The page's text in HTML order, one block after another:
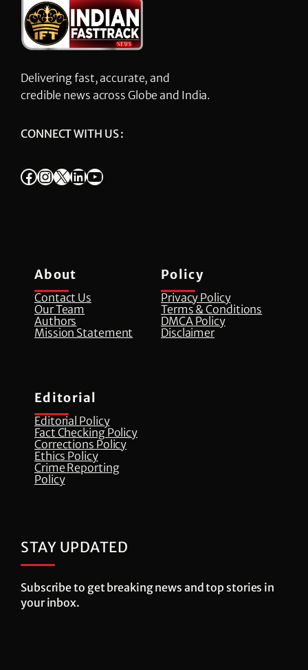
Delivering fast, accurate, and
credible news across Globe and India.
CONNECT WITH US :
Facebook InstagramX LinkedIn YouTube
About
Contact Us
Our Team
Authors
Mission Statement
Policy
Privacy Policy
Terms & Conditions
DMCA Policy
Disclaimer
Editorial
Editorial Policy
Fact Checking Policy
Corrections Policy
⁠Ethics Policy
Crime Reporting
Policy
STAY UPDATED
Subscribe to get breaking news and top stories in
your inbox.